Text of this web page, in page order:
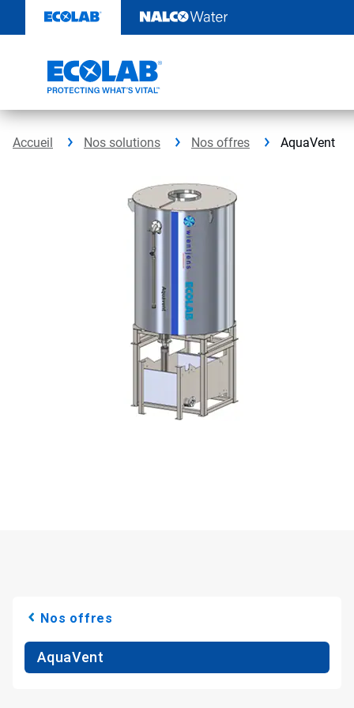
contenu
Accueil Nos solutions Nos offres AquaVent
Nos offres
AquaVent